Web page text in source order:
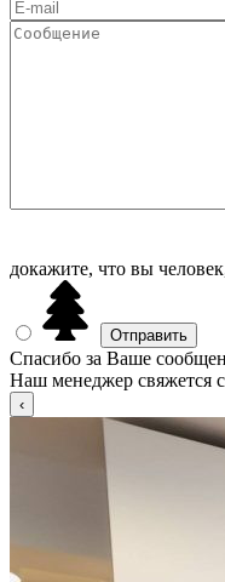
докажите, что вы
Спасибо за Ваше
Наш менеджер свяжется